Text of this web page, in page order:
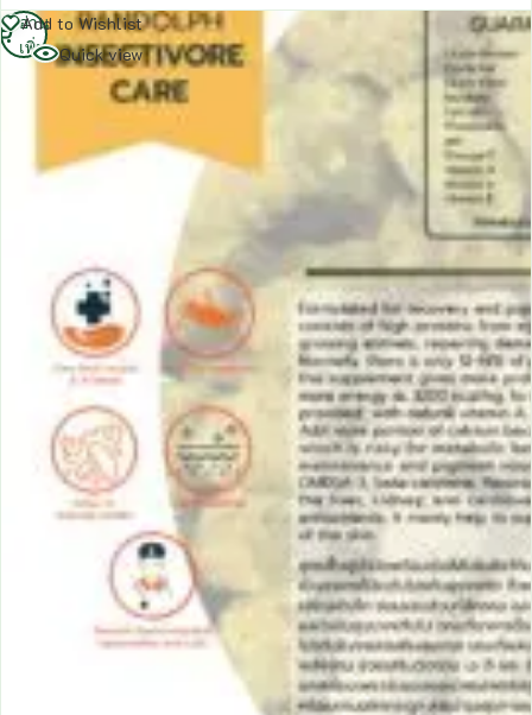
Add to Wishlist
Quick view
อ่าน
เพิ่ม